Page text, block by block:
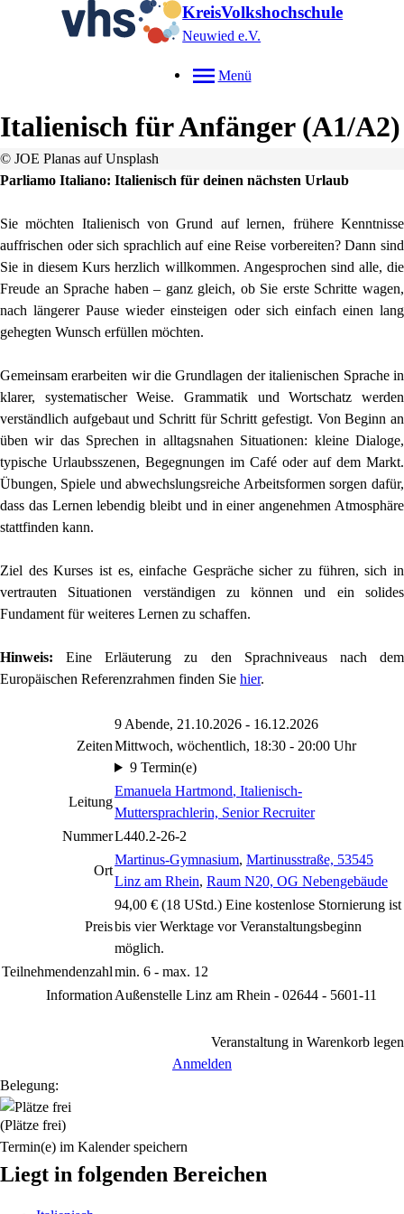
KreisVolkshochschule
Neuwied e.V.
Menü
Italienisch für Anfänger (A1/A2)
© JOE Planas auf Unsplash
Parliamo Italiano: Italienisch für deinen nächsten Urlaub
Sie möchten Italienisch von Grund auf lernen, frühere Kenntnisse
auffrischen oder sich sprachlich auf eine Reise vorbereiten? Dann sind
Sie in diesem Kurs herzlich willkommen. Angesprochen sind alle, die
Freude an Sprache haben – ganz gleich, ob Sie erste Schritte wagen,
nach längerer Pause wieder einsteigen oder sich einfach einen lang
gehegten Wunsch erfüllen möchten.
Gemeinsam erarbeiten wir die Grundlagen der italienischen Sprache in
klarer, systematischer Weise. Grammatik und Wortschatz werden
verständlich aufgebaut und Schritt für Schritt gefestigt. Von Beginn an
üben wir das Sprechen in alltagsnahen Situationen: kleine Dialoge,
typische Urlaubsszenen, Begegnungen im Café oder auf dem Markt.
Übungen, Spiele und abwechslungsreiche Arbeitsformen sorgen dafür,
dass das Lernen lebendig bleibt und in einer angenehmen Atmosphäre
stattfinden kann.
Ziel des Kurses ist es, einfache Gespräche sicher zu führen, sich in
vertrauten Situationen verständigen zu können und ein solides
Fundament für weiteres Lernen zu schaffen.
Hinweis:
Eine Erläuterung zu den Sprachniveaus nach dem
Europäischen Referenzrahmen finden Sie hier.
Zeiten
9 Abende, 21.10.2026 - 16.12.2026
Mittwoch, wöchentlich, 18:30 - 20:00 Uhr
9 Termin(e)
Leitung
Emanuela Hartmond, Italienisch-
Muttersprachlerin, Senior Recruiter
NummerL440.2-26-2
Ort
Martinus-Gymnasium, Martinusstraße, 53545
Linz am Rhein, Raum N20, OG Nebengebäude
Preis
94,00 € (18 UStd.) Eine kostenlose Stornierung ist
bis vier Werktage vor Veranstaltungsbeginn
möglich.
Teilnehmendenzahlmin. 6 - max. 12
Information Außenstelle Linz am Rhein - 02644 - 5601-11
Veranstaltung in Warenkorb legen
Anmelden
Belegung:
(Plätze frei)
Termin(e) im Kalender speichern
Liegt in folgenden Bereichen